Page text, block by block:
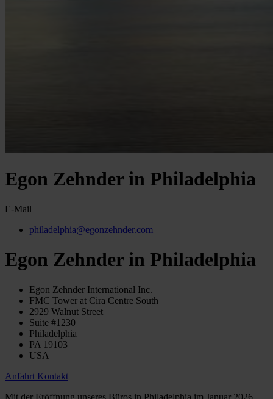
Egon Zehnder in Philadelphia
E-Mail
philadelphia@egonzehnder.com
Egon Zehnder in Philadelphia
Egon Zehnder International Inc.
FMC Tower at Cira Centre South
2929 Walnut Street
Suite #1230
Philadelphia
PA 19103
USA
Anfahrt Kontakt
Mit der Eröffnung unseres Büros in Philadelphia im Januar 2026